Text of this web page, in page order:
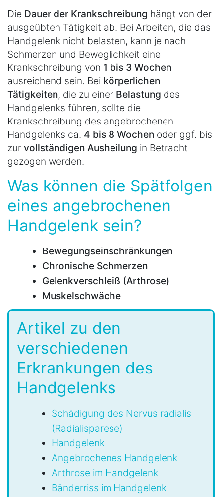
Die Dauer der Krankschreibung hängt von der
ausgeübten Tätigkeit ab. Bei Arbeiten, die das
Handgelenk nicht belasten, kann je nach
Schmerzen und Beweglichkeit eine
Krankschreibung von 1 bis 3 Wochen
ausreichend sein. Bei körperlichen
Tätigkeiten, die zu einer Belastung des
Handgelenks führen, sollte die
Krankschreibung des angebrochenen
Handgelenks ca. 4 bis 8 Wochen oder ggf. bis
zur vollständigen Ausheilung in Betracht
gezogen werden.
Was können die Spätfolgen
eines angebrochenen
Handgelenk sein?
Bewegungseinschränkungen
Chronische Schmerzen
Gelenkverschleiß (Arthrose)
Muskelschwäche
Artikel zu den
verschiedenen
Erkrankungen des
Handgelenks
Schädigung des Nervus radialis
(Radialisparese)
Handgelenk
Angebrochenes Handgelenk
Arthrose im Handgelenk
Bänderriss im Handgelenk